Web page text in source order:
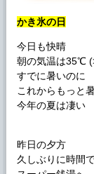
かき氷の日
今日も快晴
朝の気温は35℃
すでに暑いのに
これからもっと
今年の夏は凄い
昨日の夕方
久しぶりに時間